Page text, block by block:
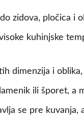
zidova, pločica i
kuhinjske
dimenzija i
ili šporet, a
se pre kuvanja,